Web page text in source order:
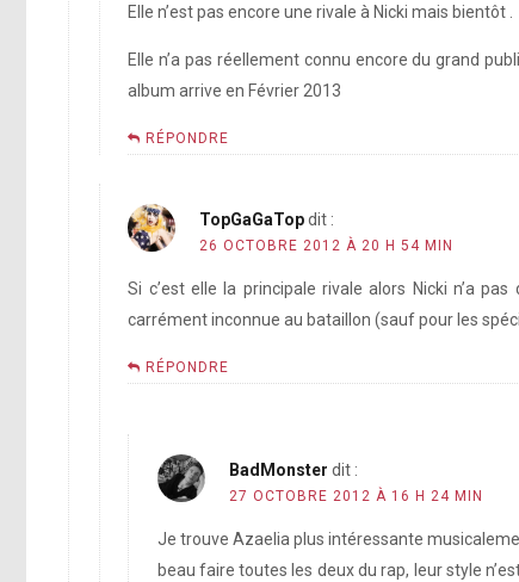
Elle n’est pas encore une rivale à Nicki mais bientôt .
Elle n’a pas réellement connu encore du grand
album arrive en Février 2013
RÉPONDRE
TopGaGaTop dit :
26 OCTOBRE 2012 À 20 H 54 MIN
Si c’est elle la principale rivale alors Nicki n’a
carrément inconnue au bataillon (sauf pour les
RÉPONDRE
BadMonster dit :
27 OCTOBRE 2012 À 16 H 24 MIN
Je trouve Azaelia plus intéressante
beau faire toutes les deux du rap, leur style